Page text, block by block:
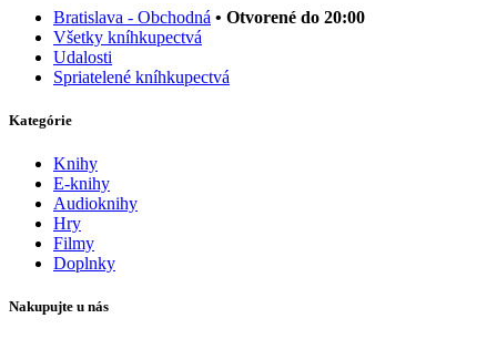
Bratislava - Obchodná • Otvorené do 20:00
Všetky kníhkupectvá
Udalosti
Spriatelené kníhkupectvá
Kategórie
Knihy
E-knihy
Audioknihy
Hry
Filmy
Doplnky
Nakupujte u nás